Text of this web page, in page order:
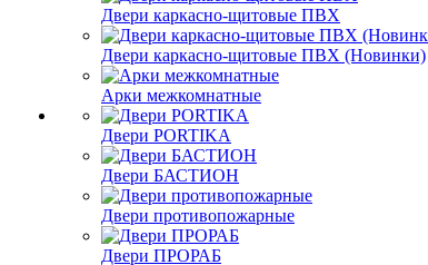
Двери каркасно-щитовые ПВХ
Двери каркасно-щитовые ПВХ (Новинки)
Арки межкомнатные
Двери PORTIKA
Двери БАСТИОН
Двери противопожарные
Двери ПРОРАБ